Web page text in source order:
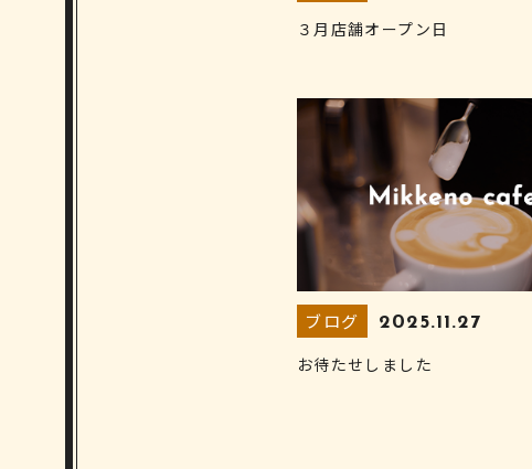
３月店舗オープン日
ブログ 2025.11.27
お待たせしました